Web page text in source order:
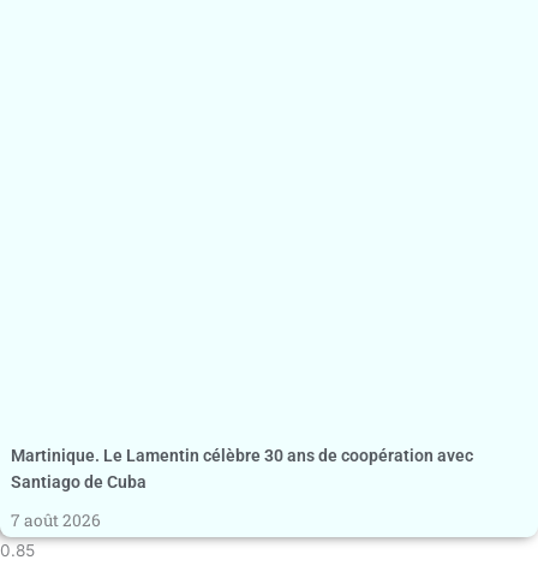
Martinique. Le Lamentin célèbre 30 ans de coopération avec
Santiago de Cuba
7 août 2026